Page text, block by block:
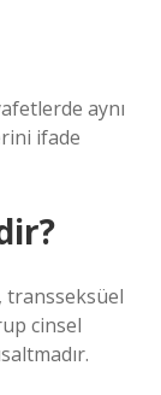
aynı
ifade
transseksüel
cinsel